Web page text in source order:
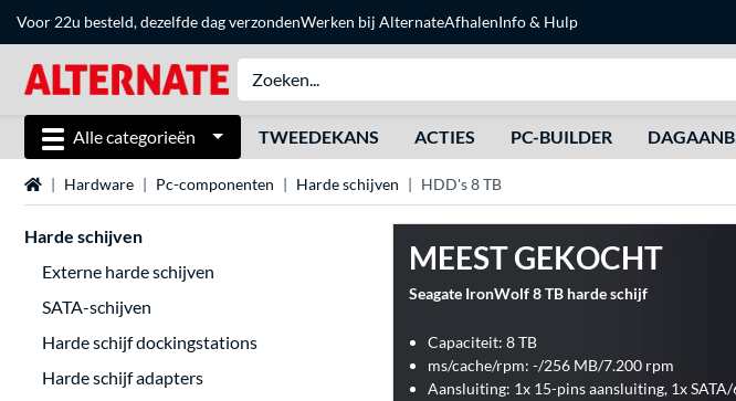
Voor 22u besteld, dezelfde dag verzondenWerken bij AlternateAfhalenInfo & Hulp
Alle categorieën TWEEDEKANS ACTIES PC-BUILDER
Home Hardware Pc-componenten Harde schijven HDD's 8 TB
Harde schijven
Externe harde schijven
SATA-schijven
Harde schijf dockingstations
Harde schijf adapters
MEEST GEKOCHT
Seagate IronWolf 8 TB harde schijf
Capaciteit: 8 TB
ms/cache/rpm: -/256 MB/7.200 rpm
Aansluiting: 1x 15-pins aansluiting, 1x